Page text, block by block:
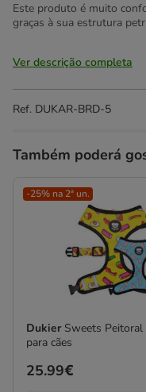
Este produto é muito
graças à sua estrutura
Ver descrição completa
Ref. DUKAR-BRD-5
Também poderá
-25% na 2ª un.
Dukier Sweets Peitoral
para cães
Preço
25.99€